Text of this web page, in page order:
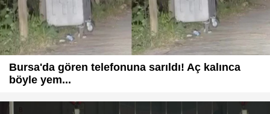
Bursa'da gören telefonuna sarıldı! Aç kalınca
böyle yem...